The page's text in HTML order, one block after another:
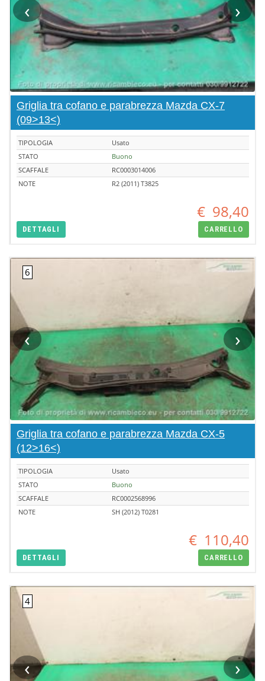
‹ ›
Griglia tra cofano e parabrezza Mazda CX-7
(09>13<)
TIPOLOGIA
Usato
STATO
Buono
SCAFFALE
RC0003014006
NOTE
R2 (2011) T3825
€ 98,40
DETTAGLI CARRELLO
‹ ›
Griglia tra cofano e parabrezza Mazda CX-5
(12>16<)
TIPOLOGIA
Usato
STATO
Buono
SCAFFALE
RC0002568996
NOTE
SH (2012) T0281
€ 110,40
DETTAGLI CARRELLO
‹ ›